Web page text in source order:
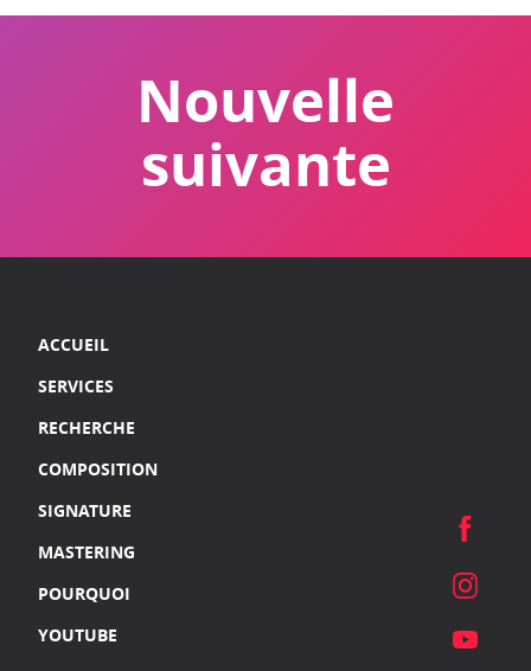
Nouvelle
suivante
ACCUEIL
SERVICES
RECHERCHE
COMPOSITION
SIGNATURE
MASTERING
POURQUOI
YOUTUBE